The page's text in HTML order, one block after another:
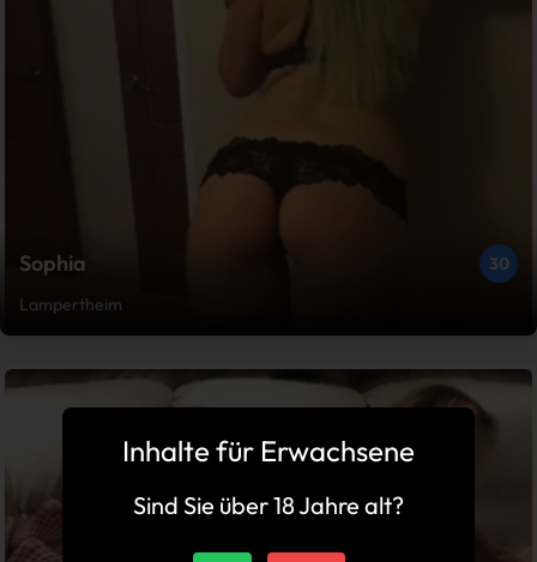
Sophia
30
Lampertheim
Inhalte für Erwachsene
Sind Sie über 18 Jahre alt?